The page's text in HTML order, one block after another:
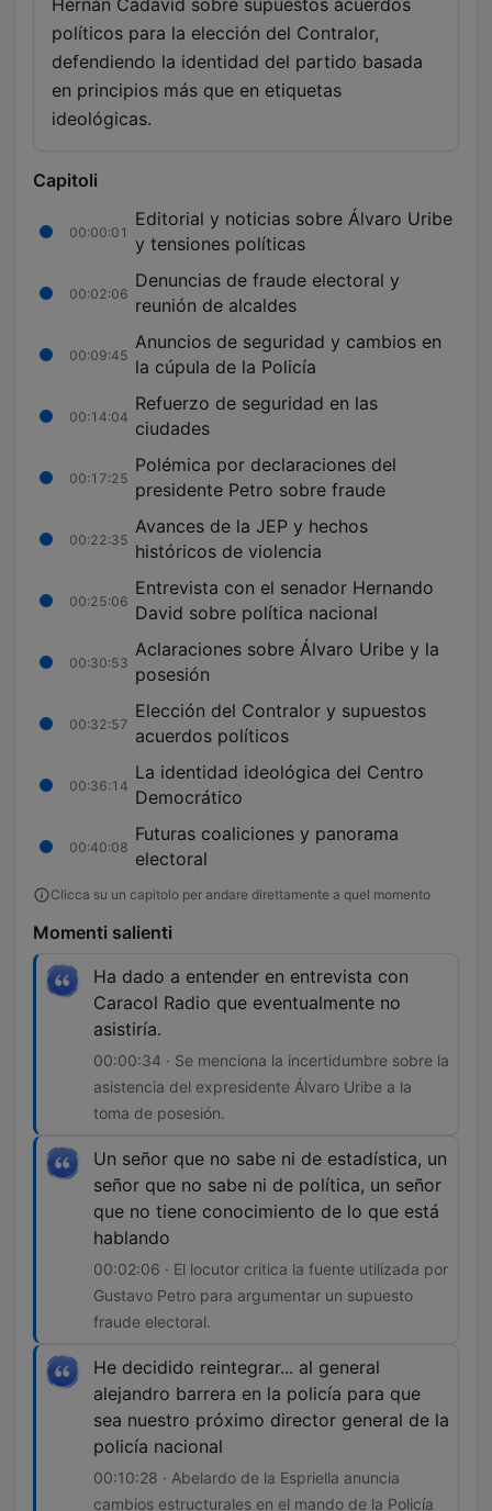
Hernán Cadavid sobre supuestos acuerdos
políticos para la elección del Contralor,
defendiendo la identidad del partido basada
en principios más que en etiquetas
ideológicas.
Capitoli
00:00:01
Editorial y noticias sobre Álvaro Uribe
y tensiones políticas
00:02:06
Denuncias de fraude electoral y
reunión de alcaldes
00:09:45
Anuncios de seguridad y cambios en
la cúpula de la Policía
00:14:04
Refuerzo de seguridad en las
ciudades
00:17:25
Polémica por declaraciones del
presidente Petro sobre fraude
00:22:35
Avances de la JEP y hechos
históricos de violencia
00:25:06
Entrevista con el senador Hernando
David sobre política nacional
00:30:53
Aclaraciones sobre Álvaro Uribe y la
posesión
00:32:57
Elección del Contralor y supuestos
acuerdos políticos
00:36:14
La identidad ideológica del Centro
Democrático
00:40:08
Futuras coaliciones y panorama
electoral
Clicca su un capitolo per andare direttamente a quel momento
Momenti salienti
Ha dado a entender en entrevista con
Caracol Radio que eventualmente no
asistiría.
00:00:34 · Se menciona la incertidumbre sobre la
asistencia del expresidente Álvaro Uribe a la
toma de posesión.
Un señor que no sabe ni de estadística, un
señor que no sabe ni de política, un señor
que no tiene conocimiento de lo que está
hablando
00:02:06 · El locutor critica la fuente utilizada por
Gustavo Petro para argumentar un supuesto
fraude electoral.
He decidido reintegrar... al general
alejandro barrera en la policía para que
sea nuestro próximo director general de la
policía nacional
00:10:28 · Abelardo de la Espriella anuncia
cambios estructurales en el mando de la Policía